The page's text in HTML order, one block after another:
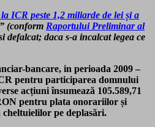
ICR peste 1,2 miliarde de lei și a
” (conform Raportului Preliminar al
defalcat; daca s-a incalcat legea ce
bancare, in perioada 2009 –
pentru participarea domnului
acțiuni însumează 105.589,71
pentru plata onorariilor și
cheltuielilor pe deplasări.